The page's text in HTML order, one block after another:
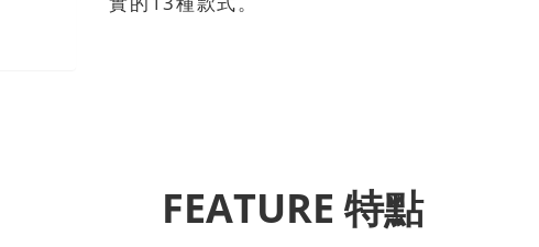
FEATURE 特點